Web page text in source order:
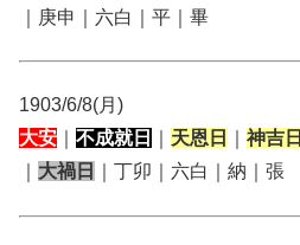
｜庚申｜六白｜平｜畢
1903/6/8(月)
大安
不成就日 天恩日 神吉日
大禍日 ｜丁卯｜六白｜納｜張